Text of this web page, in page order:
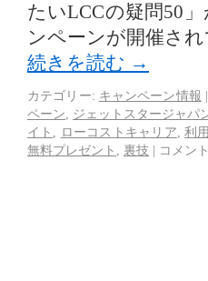
たいLCCの疑問50
ンペーンが開催され
続きを読む →
カテゴリー: キャンペーン情報 |
ペーン
ジェットスタージャパ
イト
ローコストキャリア 利
無料プレゼント
裏技 | コメン